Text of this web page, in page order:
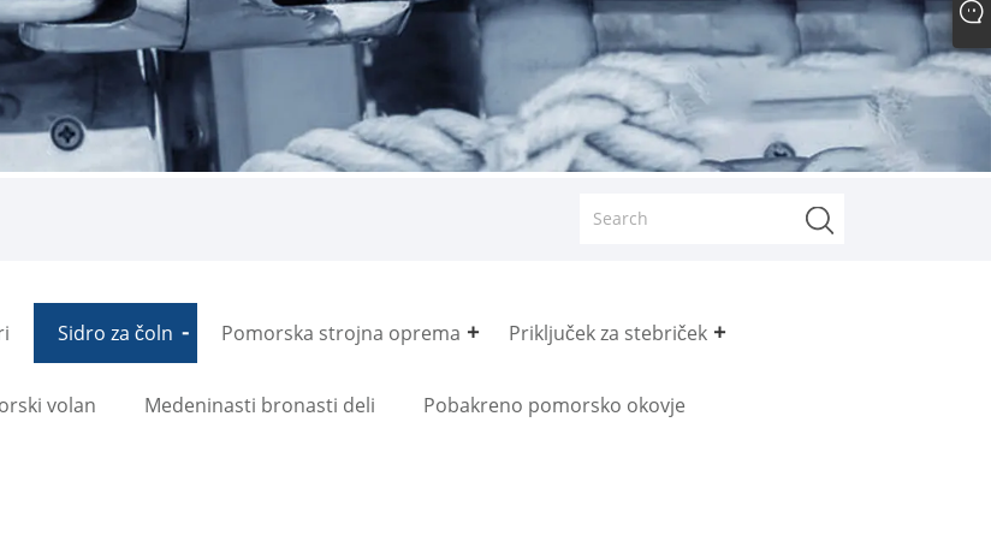
Sidro za čoln Pomorska strojna oprema Priključek za stebriček
volan Medeninasti bronasti deli Pobakreno pomorsko okovje